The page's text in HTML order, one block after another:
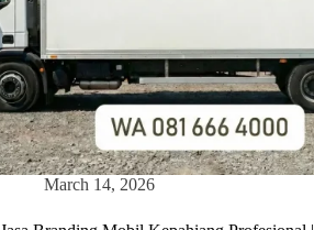
March 14, 2026